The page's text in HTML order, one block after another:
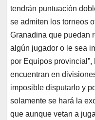
tendrán puntuación
se admiten los torneos
Granadina que puedan
algún jugador o le sea
por Equipos
encuentran en
imposible disputarlo y
solamente se hará la
que aunque vetan a